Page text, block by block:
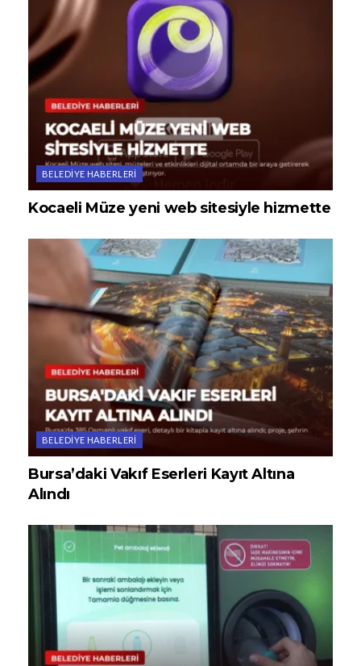
BELEDIYE HABERLERI
Kocaeli Müze yeni web sitesiyle hizmette
BELEDIYE HABERLERI
Bursa’daki Vakıf Eserleri Kayıt Altına
Alındı